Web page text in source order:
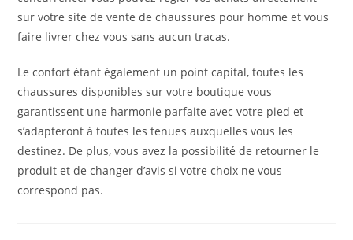
sur votre site de vente de chaussures pour homme et vous
faire livrer chez vous sans aucun tracas.
Le confort étant également un point capital, toutes les
chaussures disponibles sur votre boutique vous
garantissent une harmonie parfaite avec votre pied et
s’adapteront à toutes les tenues auxquelles vous les
destinez. De plus, vous avez la possibilité de retourner le
produit et de changer d’avis si votre choix ne vous
correspond pas.